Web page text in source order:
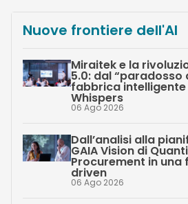
Nuove frontiere dell'AI
Miraitek e la
5.0: dal “paradosso
fabbrica intelligente
Whispers
06 Ago 2026
Dall’analisi alla
GAIA Vision di
Procurement in
driven
06 Ago 2026